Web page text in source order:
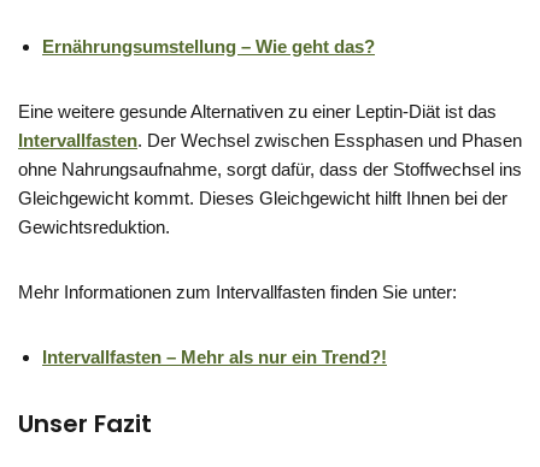
Ernährungsumstellung – Wie geht das?
Eine weitere gesunde Alternativen zu einer Leptin-Diät ist das
Intervallfasten. Der Wechsel zwischen Essphasen und Phasen
ohne Nahrungsaufnahme, sorgt dafür, dass der Stoffwechsel ins
Gleichgewicht kommt. Dieses Gleichgewicht hilft Ihnen bei der
Gewichtsreduktion.
Mehr Informationen zum Intervallfasten finden Sie unter:
Intervallfasten – Mehr als nur ein Trend?!
Unser Fazit